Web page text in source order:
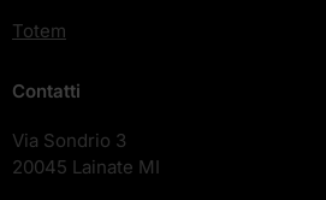
Totem
Contatti
Via Sondrio 3
20045 Lainate MI